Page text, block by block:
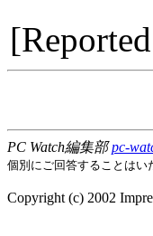
PC Watch編集部pc-
個別にご回答することはい
Copyright (c) 2002